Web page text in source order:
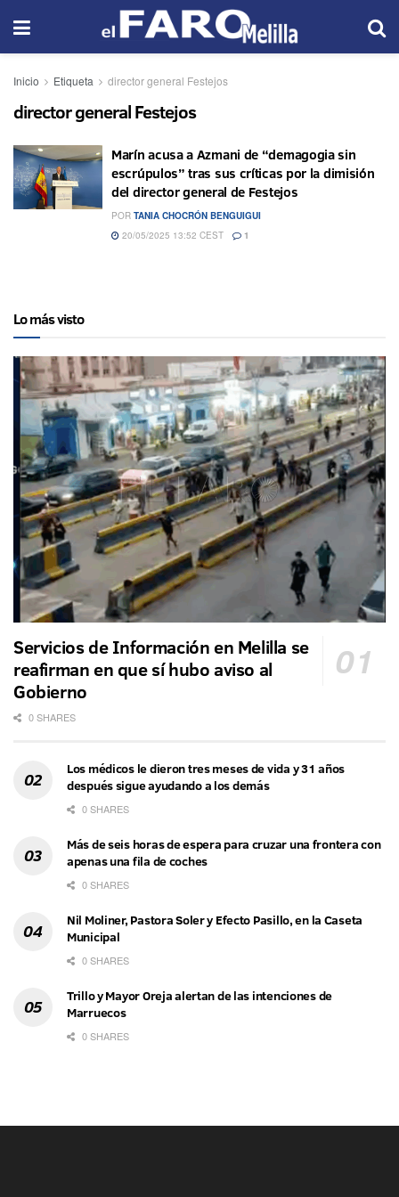
Inicio Etiqueta director general Festejos
director general Festejos
Marín acusa a Azmani de “demagogia sin
escrúpulos” tras sus críticas por la dimisión
del director general de Festejos
POR TANIA CHOCRÓN BENGUIGUI
20/05/2025 13:52 CEST
1
Lo más visto
Servicios de Información en Melilla se
reafirman en que sí hubo aviso al
Gobierno
0 SHARES
Los médicos le dieron tres meses de vida y 31 años
después sigue ayudando a los demás
0 SHARES
Más de seis horas de espera para cruzar una frontera con
apenas una fila de coches
0 SHARES
Nil Moliner, Pastora Soler y Efecto Pasillo, en la Caseta
Municipal
0 SHARES
Trillo y Mayor Oreja alertan de las intenciones de
Marruecos
0 SHARES